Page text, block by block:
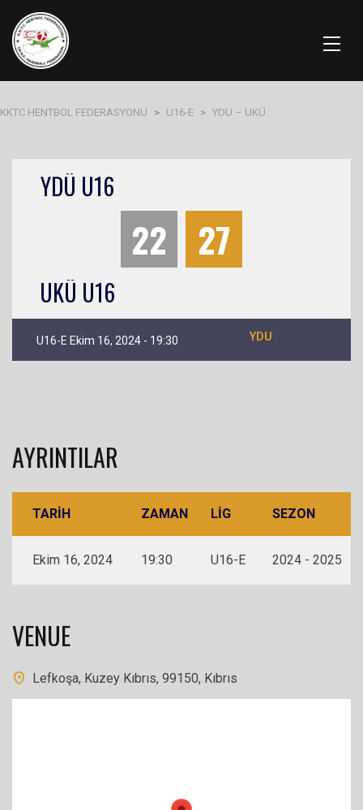
KKTC HENTBOL FEDERASYONU > U16-E > YDU – UKÜ
YDÜ U16
22 27
UKÜ U16
U16-E Ekim 16, 2024 - 19:30 YDU
AYRINTILAR
TARIH ZAMAN LIG SEZON
Ekim 16, 2024 19:30 U16-E 2024 - 2025
VENUE
Lefkoşa, Kuzey Kıbrıs, 99150, Kıbrıs